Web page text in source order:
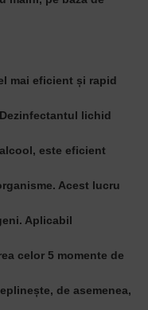
mai eficient și rapid
lichid
este eficient
Acest lucru
Aplicabil
celor 5 momente de
de asemenea,